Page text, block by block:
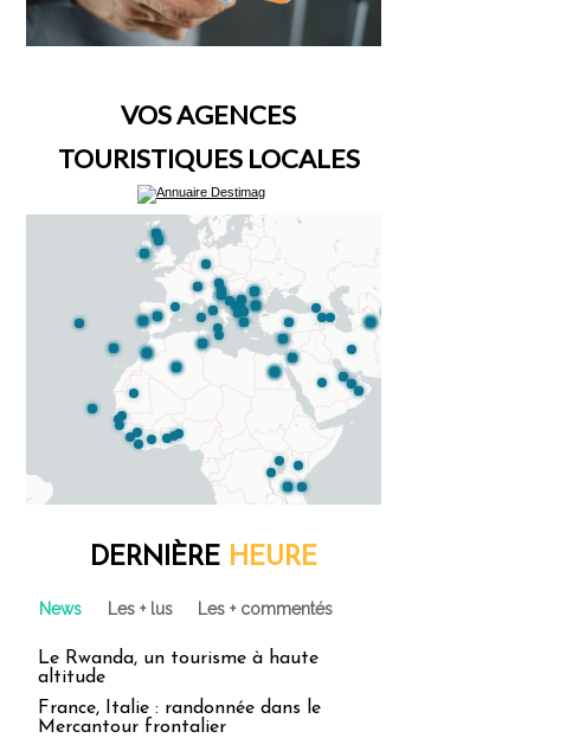
VOS AGENCES
TOURISTIQUES LOCALES
DERNIÈRE HEURE
News Les + lus Les + commentés
Le Rwanda, un tourisme à haute
altitude
France, Italie : randonnée dans le
Mercantour frontalier